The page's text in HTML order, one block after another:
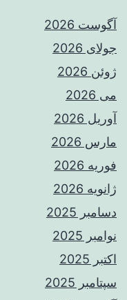
آگوست 2026
جولای 2026
ژوئن 2026
می 2026
آوریل 2026
مارس 2026
فوریه 2026
ژانویه 2026
دسامبر 2025
نوامبر 2025
اکتبر 2025
سپتامبر 2025